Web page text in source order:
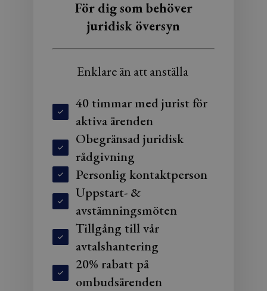
För dig som behöver
juridisk översyn
Enklare än att anställa
40 timmar med jurist för
aktiva ärenden
Obegränsad juridisk
rådgivning
Personlig kontaktperson
Uppstart- &
avstämningsmöten
Tillgång till vår
avtalshantering
20% rabatt på
ombudsärenden